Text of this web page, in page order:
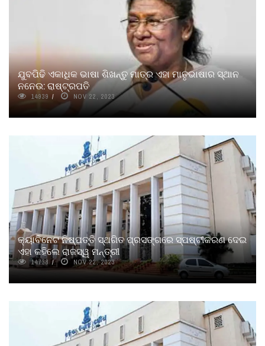
ଯୁବପିଢି ଏକାଧିକ ଭାଷା ଶିଖନ୍ତୁ ମାତ୍ର ଏହା ମାତୃଭାଷାର ସ୍ଥାନ
ନନେଉ: ରାଷ୍ଟ୍ରପତି
14939 NOV 22, 2023
କ୍ୟାବିନେଟ ନିଷ୍ପତ୍ତି ସ୍ଥଗିତ ପ୍ରସଙ୍ଗରେ ସ୍ପଷ୍ଟୀକରଣ ଦେଇ
ଏହା କହିଲେ ରାଜସ୍ୱ ମନ୍ତ୍ରୀ
14738 NOV 22, 2023